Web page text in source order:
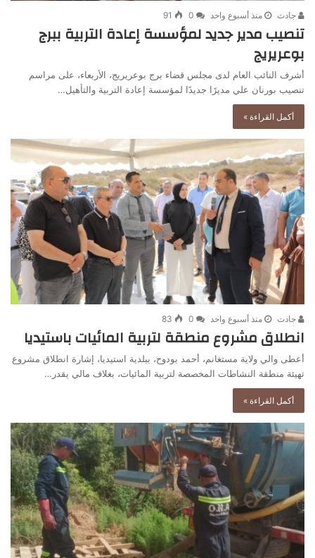
جادت منذ أسبوع واحد 0
91
تنصيب مدير جديد لمؤسسة إعادة التربية ببرج
بوعريريج
أشرف النائب العام لدى مجلس قضاء برج بوعريريج، الأربعاء، على مراسم
تنصيب بورنان علي مديرًا جديدًا لمؤسسة إعادة التربية والتأهيل…
أكمل القراءة »
جادت منذ أسبوع واحد 0
83
انطلاق مشروع منطقة لتربية المائيات باستيديا
أعطى والي ولاية مستغانم، أحمد بودوح، ببلدية استيديا، إشارة انطلاق مشروع
تهيئة منطقة النشاطات المخصصة لتربية المائيات، بغلاف مالي يقدر…
أكمل القراءة »